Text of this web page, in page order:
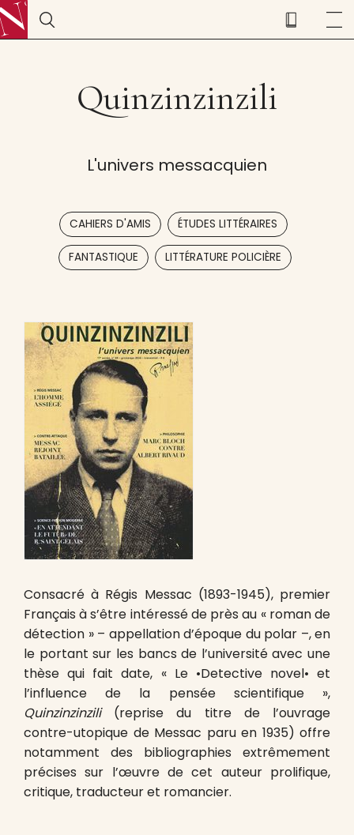
Quinzinzinzili
L'univers messacquien
CAHIERS D'AMIS , ÉTUDES LITTÉRAIRES
FANTASTIQUE LITTÉRATURE POLICIÈRE
Consacré à Régis Messac (1893-1945), premier
Français à s’être intéressé de près au « roman de
détection » – appellation d’époque du polar –, en
le portant sur les bancs de l’université avec une
thèse qui fait date, « Le •Detective novel• et
l’influence de la pensée scientifique »,
Quinzinzinzili(reprise du titre de l’ouvrage
contre-utopique de Messac paru en 1935) offre
notamment des bibliographies extrêmement
précises sur l’œuvre de cet auteur prolifique,
critique, traducteur et romancier.